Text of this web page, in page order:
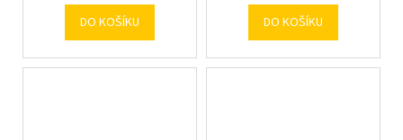
DO KOŠÍKU DO KOŠÍKU